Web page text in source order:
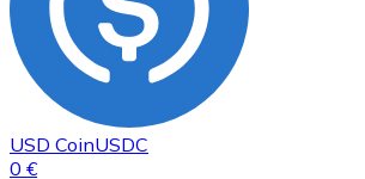
USD CoinUSDC
0 €